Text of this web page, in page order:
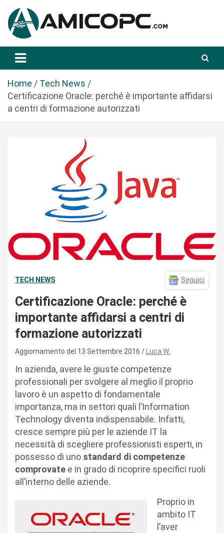
a
Amicopc.com
Home
Tech News
Certificazione Oracle: perché è importante affidarsi
a centri di formazione autorizzati
TECH NEWS Seguici
Certificazione Oracle: perché è
importante affidarsi a centri di
formazione autorizzati
Aggiornamento del 13 Settembre 2016 Luca W.
In azienda, avere le giuste competenze
professionali per svolgere al meglio il proprio
lavoro è un aspetto di fondamentale
importanza, ma in settori quali l’Information
Technology diventa indispensabile. Infatti,
cresce sempre più per le aziende IT la
necessità di scegliere professionisti esperti, in
possesso di uno standard di competenze
comprovate e in grado di ricoprire specifici ruoli
all’interno delle aziende.
Proprio in
ambito IT
l’aver